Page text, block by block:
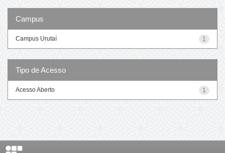
Campus
1
Campus Urutaí
Tipo de Acesso
1
Acesso Aberto